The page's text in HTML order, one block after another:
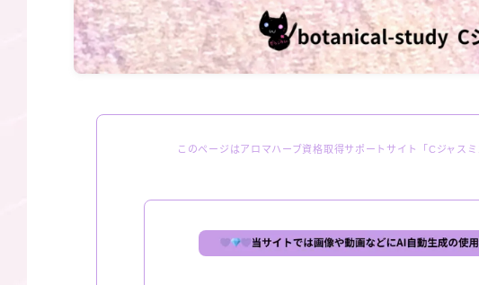
このページはアロマハーブ資格取得サポートサイト「Cジャス